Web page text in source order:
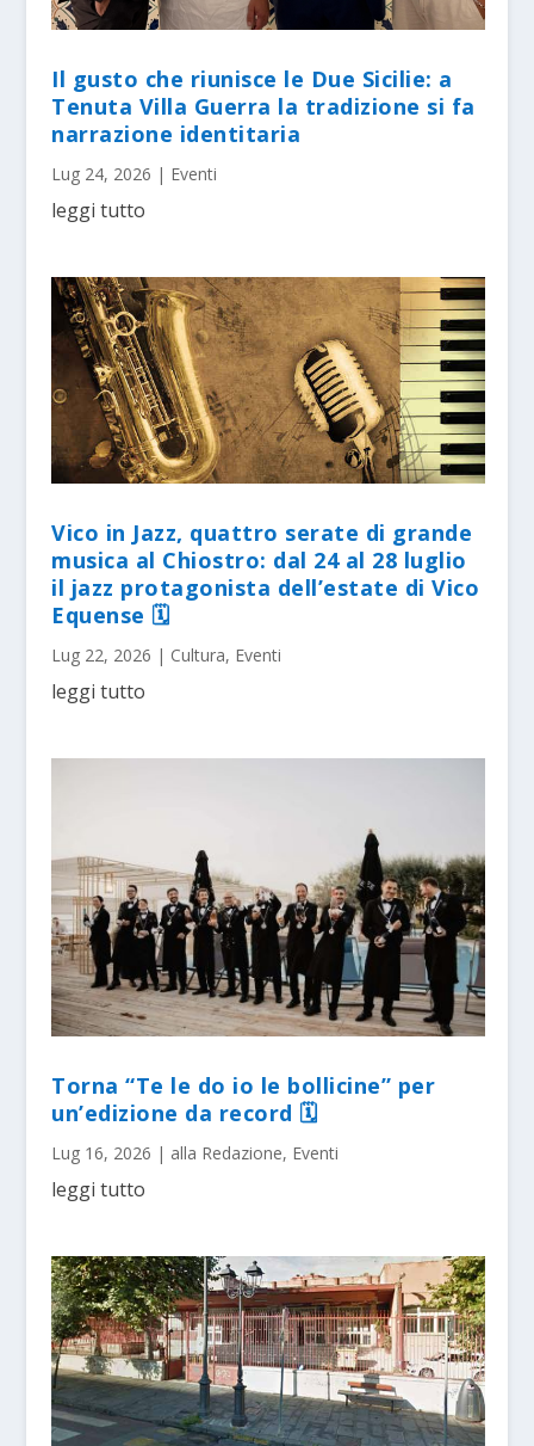
Il gusto che riunisce le Due Sicilie: a
Tenuta Villa Guerra la tradizione si fa
narrazione identitaria
Lug 24, 2026 | Eventi
leggi tutto
Vico in Jazz, quattro serate di grande
musica al Chiostro: dal 24 al 28 luglio
il jazz protagonista dell’estate di Vico
Equense 🗓
Lug 22, 2026 | Cultura, Eventi
leggi tutto
Torna “Te le do io le bollicine” per
un’edizione da record 🗓
Lug 16, 2026 | alla Redazione, Eventi
leggi tutto